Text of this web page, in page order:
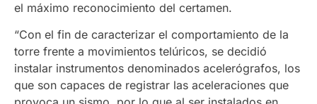
el máximo reconocimiento del certamen.
“Con el fin de caracterizar el comportamiento de la
torre frente a movimientos telúricos, se decidió
instalar instrumentos denominados acelerógrafos, los
que son capaces de registrar las aceleraciones que